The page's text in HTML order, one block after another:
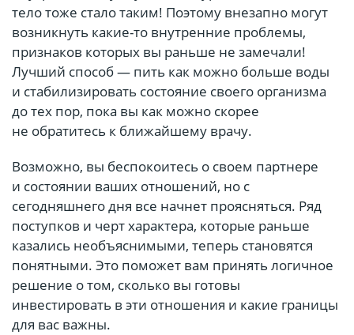
тело тоже стало таким! Поэтому внезапно могут
возникнуть какие-то внутренние проблемы,
признаков которых вы раньше не замечали!
Лучший способ — пить как можно больше воды
и стабилизировать состояние своего организма
до тех пор, пока вы как можно скорее
не обратитесь к ближайшему врачу.
Возможно, вы беспокоитесь о своем партнере
и состоянии ваших отношений, но с
сегодняшнего дня все начнет проясняться. Ряд
поступков и черт характера, которые раньше
казались необъяснимыми, теперь становятся
понятными. Это поможет вам принять логичное
решение о том, сколько вы готовы
инвестировать в эти отношения и какие границы
для вас важны.